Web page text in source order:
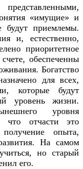
«имущие» и
будут приемлемы.
и, естественно,
приоритетное
обеспеченны
Богатство
для всех,
которые будут
уровень жизни.
уровня
что отчасти это
опыта,
На самом
но старый
его.